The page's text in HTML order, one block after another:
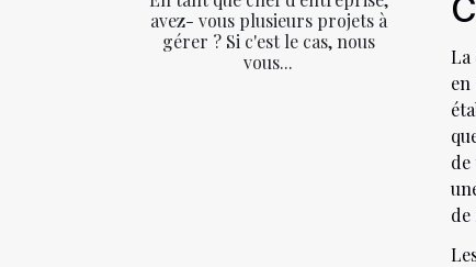
avez- vous plusieurs projets à
gérer ? Si c'est le cas, nous
vous...
La
de